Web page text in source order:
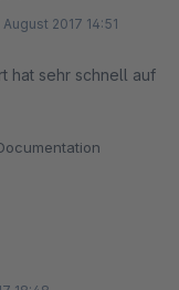
August 2017 14:51
hat sehr schnell auf